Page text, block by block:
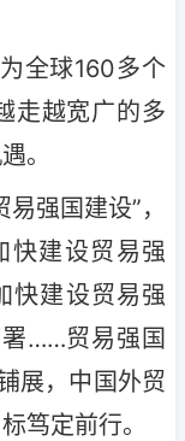
全球160多个
走越宽广的多
。
强国建设”，
快建设贸易强
快建设贸易强
署……贸易强国
展，中国外贸
笃定前行。